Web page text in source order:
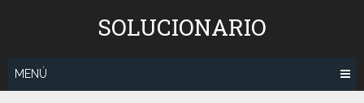
SOLUCIONARIO
MENÚ